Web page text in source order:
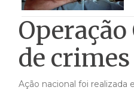
de
Ação nacional foi realizada